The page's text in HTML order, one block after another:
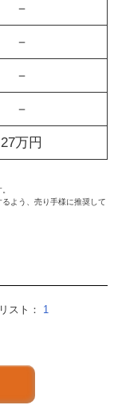
－
－
－
－
27万円
よう、売り手様に推奨して
スト： 1